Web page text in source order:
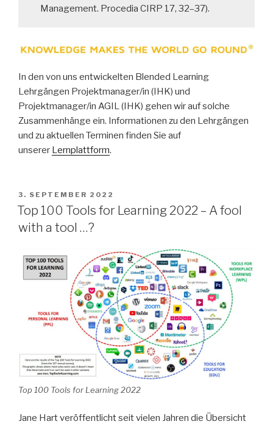
Management. Procedia CIRP 17, 32–37).
In den von uns entwickelten Blended Learning
Lehrgängen Projektmanager/in (IHK) und
Projektmanager/in AGIL (IHK) gehen wir auf solche
Zusammenhänge ein. Informationen zu den Lehrgängen
und zu aktuellen Terminen finden Sie auf
unserer Lernplattform.
VERÖFFENTLICHT
AM
3. SEPTEMBER 2022
Top 100 Tools for Learning 2022 – A fool
with a tool …?
Top 100 Tools for Learning 2022
Jane Hart veröffentlicht seit vielen Jahren die Übersicht